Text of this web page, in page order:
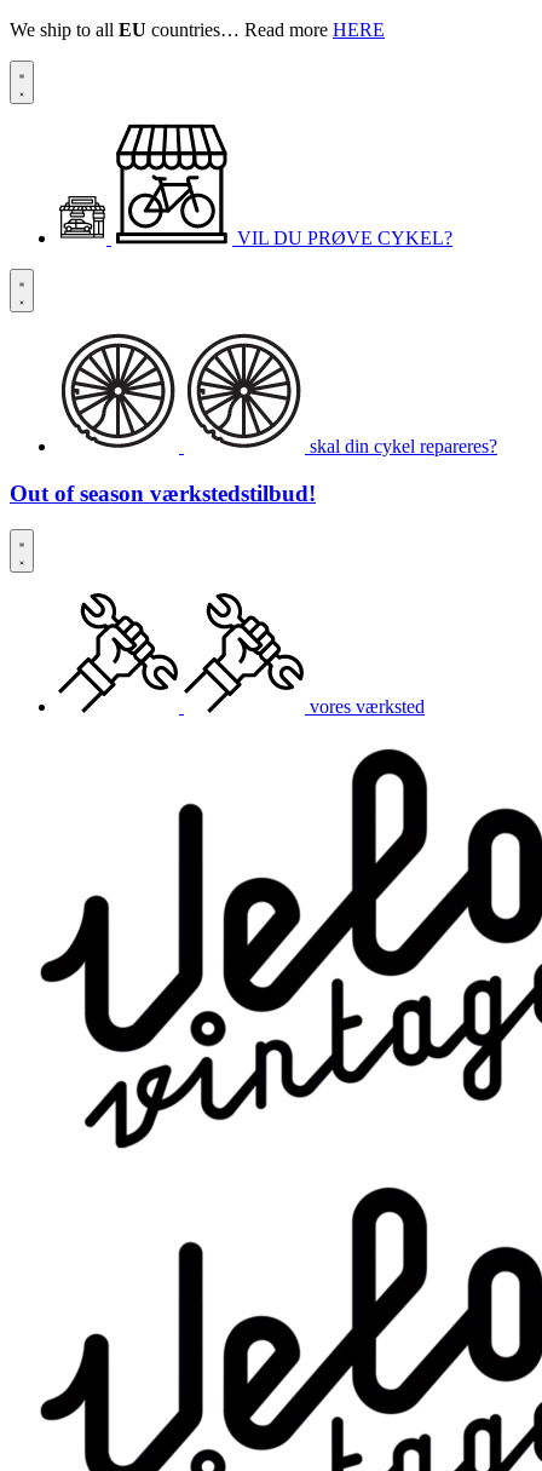
We ship to all EU countries… Read more HERE
VIL DU PRØVE CYKEL?
skal din cykel repareres?
Out of season værkstedstilbud!
vores værksted